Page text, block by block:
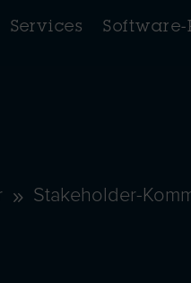
Services Software-
9 Stakeholder-